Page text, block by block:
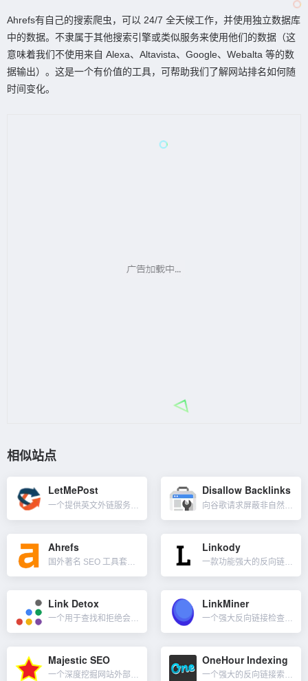
Ahrefs有自己的搜索爬虫，可以 24/7 全天候工作，并使用独立数据库
中的数据。不隶属于其他搜索引擎或类似服务来使用他们的数据（这
意味着我们不使用来自 Alexa、Altavista、Google、Webalta 等的数
据输出）。这是一个有价值的工具，可帮助我们了解网站排名如何随
时间变化。
相似站点
LetMePost Disallow Backlinks
Ahrefs Linkody
Link Detox
一个用于查找和拒绝会损害你网站不良链接的工具，自动创建拒绝有毒链接文件，恢复并保护你的排名免受 Google 处罚 。它是LinkResearchTools的其中一个工具，清理你的反向链接配置文件，为...
LinkMiner
一个强大反向链接检查工具，它是Mangools的SEO工具套件之一，在数据库中有超过9.5万亿的反向链接，包括 Majestic 的新鲜和历史指数。有10天的免费试用，每24小时可以在LinkMine...
Majestic SEO
一个深度挖掘网站外部反向链接数据的工具，既可以查询自己网站的外链，也可以查询别人网站反链数据。要查询别人网站需要付费，根据链接数目不同所要付的价格也不同。与Ahrefs、SEMrush或Moz Pro...
OneHour Indexing
一个强大的反向链接索引工具，具有不同于其他工具的秘密技术，如链接构建、Ping 和 RSS。OneHour Indexing 全自动服务不仅会抓取你的链接，而且会在几分钟内开始为你的反向链接...